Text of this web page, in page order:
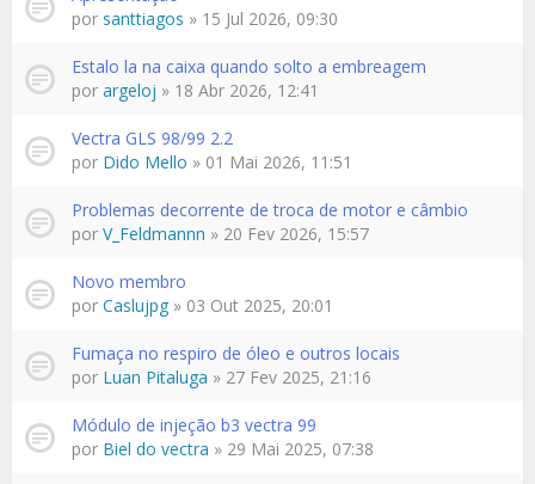
por santtiagos » 15 Jul 2026, 09:30
Estalo la na caixa quando solto a embreagem
por argeloj » 18 Abr 2026, 12:41
Vectra GLS 98/99 2.2
por Dido Mello » 01 Mai 2026, 11:51
Problemas decorrente de troca de motor e câmbio
por V_Feldmannn » 20 Fev 2026, 15:57
Novo membro
por Caslujpg » 03 Out 2025, 20:01
Fumaça no respiro de óleo e outros locais
por Luan Pitaluga » 27 Fev 2025, 21:16
Módulo de injeção b3 vectra 99
por Biel do vectra » 29 Mai 2025, 07:38